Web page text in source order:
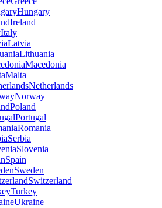
Hungary
Ireland
Italy
Latvia
Lithuania
Macedonia
Malta
Netherlands
Norway
Poland
Portugal
Romania
Serbia
Slovenia
Spain
Sweden
Switzerland
Turkey
Ukraine